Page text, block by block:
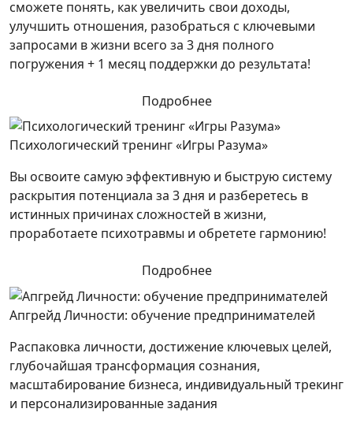
сможете понять, как увеличить свои доходы,
улучшить отношения, разобраться с ключевыми
запросами в жизни всего за 3 дня полного
погружения + 1 месяц поддержки до результата!
Подробнее
Психологический тренинг «Игры Разума»
Вы освоите самую эффективную и быструю систему
раскрытия потенциала за 3 дня и разберетесь в
истинных причинах сложностей в жизни,
проработаете психотравмы и обретете гармонию!
Подробнее
Апгрейд Личности: обучение предпринимателей
Распаковка личности, достижение ключевых целей,
глубочайшая трансформация сознания,
масштабирование бизнеса, индивидуальный трекинг
и персонализированные задания